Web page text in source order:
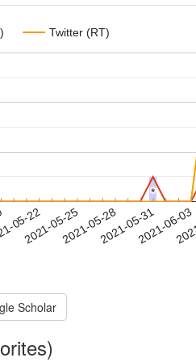
Twitter (RT)
05-22
2021-05-252021-05-282021-05-312021-06-03
*
*
Scholar